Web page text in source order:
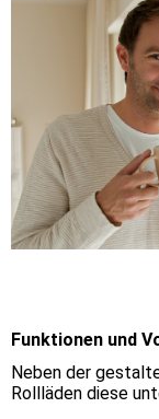
Funktionen und
Neben der
Rollläden diese